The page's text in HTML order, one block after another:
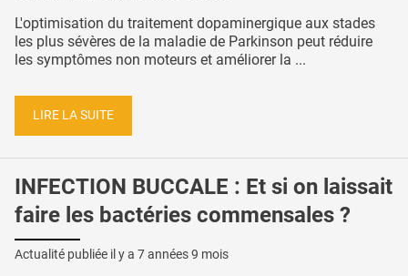
L'optimisation du traitement dopaminergique aux stades
les plus sévères de la maladie de Parkinson peut réduire
les symptômes non moteurs et améliorer la ...
LIRE LA SUITE
INFECTION BUCCALE : Et si on laissait
faire les bactéries commensales ?
Actualité publiée il y a 7 années 9 mois